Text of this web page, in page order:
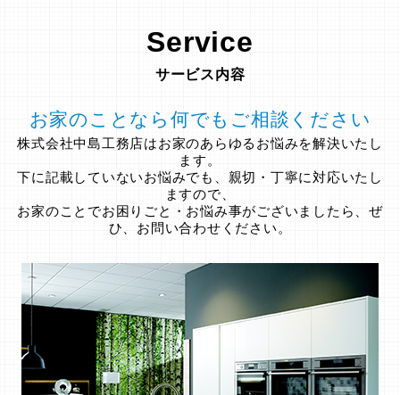
Service
サービス内容
お家のことなら何でもご相談ください
株式会社中島工務店はお家のあらゆるお悩みを解決いたし
ます。
下に記載していないお悩みでも、親切・丁寧に対応いたし
ますので、
お家のことでお困りごと・お悩み事がございましたら、ぜ
ひ、お問い合わせください。